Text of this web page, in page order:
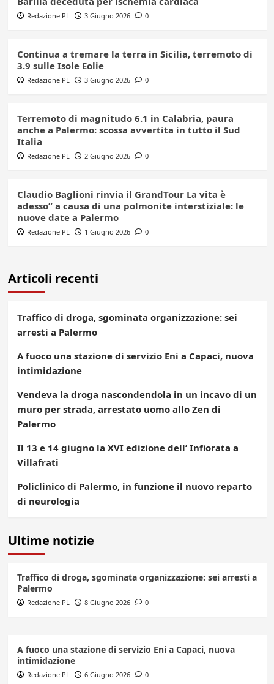
Redazione PL 3 Giugno 2026 0
Continua a tremare la terra in Sicilia, terremoto di
3.9 sulle Isole Eolie
Redazione PL 3 Giugno 2026 0
Terremoto di magnitudo 6.1 in Calabria, paura
anche a Palermo: scossa avvertita in tutto il Sud
Italia
Redazione PL 2 Giugno 2026 0
Claudio Baglioni rinvia il GrandTour La vita è
adesso” a causa di una polmonite interstiziale: le
nuove date a Palermo
Redazione PL 1 Giugno 2026 0
Articoli recenti
Traffico di droga, sgominata organizzazione: sei
arresti a Palermo
A fuoco una stazione di servizio Eni a Capaci, nuova
intimidazione
Vendeva la droga nascondendola in un incavo di un
muro per strada, arrestato uomo allo Zen di
Palermo
Il 13 e 14 giugno la XVI edizione dell’ Infiorata a
Villafrati
Policlinico di Palermo, in funzione il nuovo reparto
di neurologia
Ultime notizie
Traffico di droga, sgominata organizzazione: sei arresti a
Palermo
Redazione PL 8 Giugno 2026 0
A fuoco una stazione di servizio Eni a Capaci, nuova
intimidazione
Redazione PL 6 Giugno 2026 0